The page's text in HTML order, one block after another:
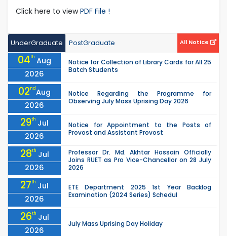
Click here to viewPDF File !
UnderGraduate PostGraduate All Notice
04th Aug
2026
Notice for Collection of Library Cards for All 25
Batch Students
02ndAug
2026
Notice Regarding the Programme for
Observing July Mass Uprising Day 2026
29th Jul
2026
Notice for Appointment to the Posts of
Provost and Assistant Provost
28th Jul
2026
Professor Dr. Md. Akhtar Hossain Officially
Joins RUET as Pro Vice-Chancellor on 28 July
2026
27th Jul
2026
ETE Department 2025 1st Year Backlog
Examination (2024 Series) Schedul
26th Jul
2026
July Mass Uprising Day Holiday